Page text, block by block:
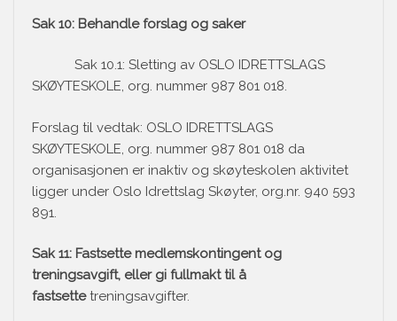
Sak 10: Behandle forslag og saker
Sak 10.1: Sletting av OSLO IDRETTSLAGS
SKØYTESKOLE, org. nummer 987 801 018.
Forslag til vedtak: OSLO IDRETTSLAGS
SKØYTESKOLE, org. nummer 987 801 018 da
organisasjonen er inaktiv og skøyteskolen aktivitet
ligger under Oslo Idrettslag Skøyter, org.nr. 940 593
891.
Sak 11: Fastsette medlemskontingent og
treningsavgift, eller gi fullmakt til å
fastsettetreningsavgifter.